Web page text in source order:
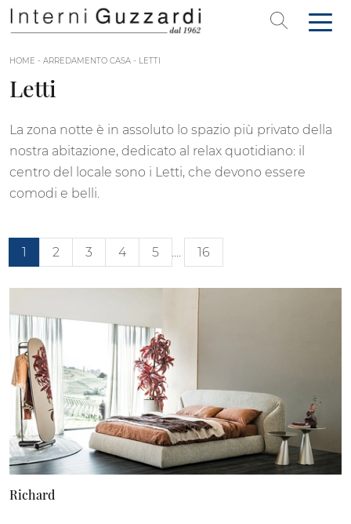
HOME - ARREDAMENTO CASA - LETTI
Letti
La zona notte è in assoluto lo spazio più privato della
nostra abitazione, dedicato al relax quotidiano: il
centro del locale sono i Letti, che devono essere
comodi e belli.
1 2 3 4 5 .... 16
Richard